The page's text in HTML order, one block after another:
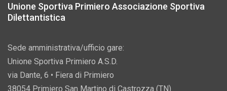
Unione Sportiva Primiero Associazione Sportiva
Dilettantistica
Sede amministrativa/ufficio gare:
Unione Sportiva Primiero A.S.D.
via Dante, 6 • Fiera di Primiero
38054 Primiero San Martino di Castrozza (TN)